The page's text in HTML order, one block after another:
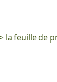
la feuille de